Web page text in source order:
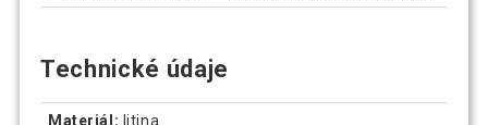
Technické údaje
Materiál: litina